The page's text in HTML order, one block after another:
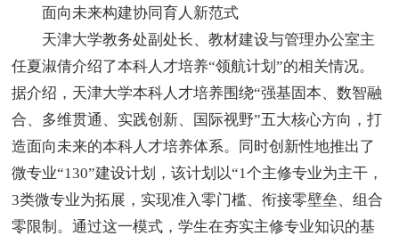
面向未来构建协同育人新范式
天津大学教务处副处长、教材建设与管理办公室主
任夏淑倩介绍了本科人才培养“领航计划”的相关情况。
据介绍，天津大学本科人才培养围绕“强基固本、数智融
合、多维贯通、实践创新、国际视野”五大核心方向，打
造面向未来的本科人才培养体系。同时创新性地推出了
微专业“130”建设计划，该计划以“1个主修专业为主干，
3类微专业为拓展，实现准入零门槛、衔接零壁垒、组合
零限制。通过这一模式，学生在夯实主修专业知识的基